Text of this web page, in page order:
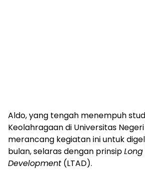
Aldo, yang tengah menempuh
Keolahragaan di Universitas
merancang kegiatan ini untuk
bulan, selaras dengan prinsip
Development (LTAD).